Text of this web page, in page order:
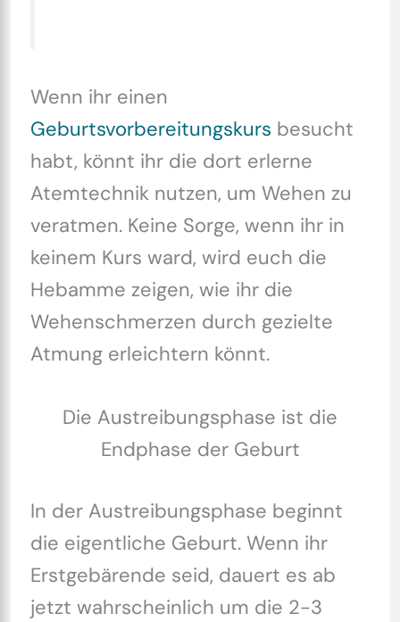
Wenn ihr einen
Geburtsvorbereitungskurs besucht
habt, könnt ihr die dort erlerne
Atemtechnik nutzen, um Wehen zu
veratmen. Keine Sorge, wenn ihr in
keinem Kurs ward, wird euch die
Hebamme zeigen, wie ihr die
Wehenschmerzen durch gezielte
Atmung erleichtern könnt.
Die Austreibungsphase ist die
Endphase der Geburt
In der Austreibungsphase beginnt
die eigentliche Geburt. Wenn ihr
Erstgebärende seid, dauert es ab
jetzt wahrscheinlich um die 2-3